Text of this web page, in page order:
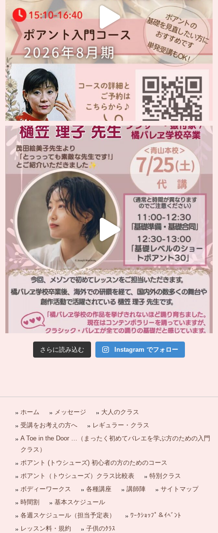
さらに読み込む Instagram でフォロー
ホーム メッセージ
大人のクラス
受講をお考えの方へ
レギュラー・クラス
A Toe in the Door …（まったく初めてバレエを学ぶ方のための入門
クラス）
ポアント (トウシューズ) 初心者の方のためのコース
ポアント（トウシューズ）クラス比較表
特別クラス
ボディーワークス
各種講座 講師陣
サイトマップ
時間割
基本スケジュール
各週スケジュール（担当予定表）
ﾜｰｸｼｮｯﾌﾟ＆ｲﾍﾞﾝﾄ
レッスン料・規約
子供のｸﾗｽ